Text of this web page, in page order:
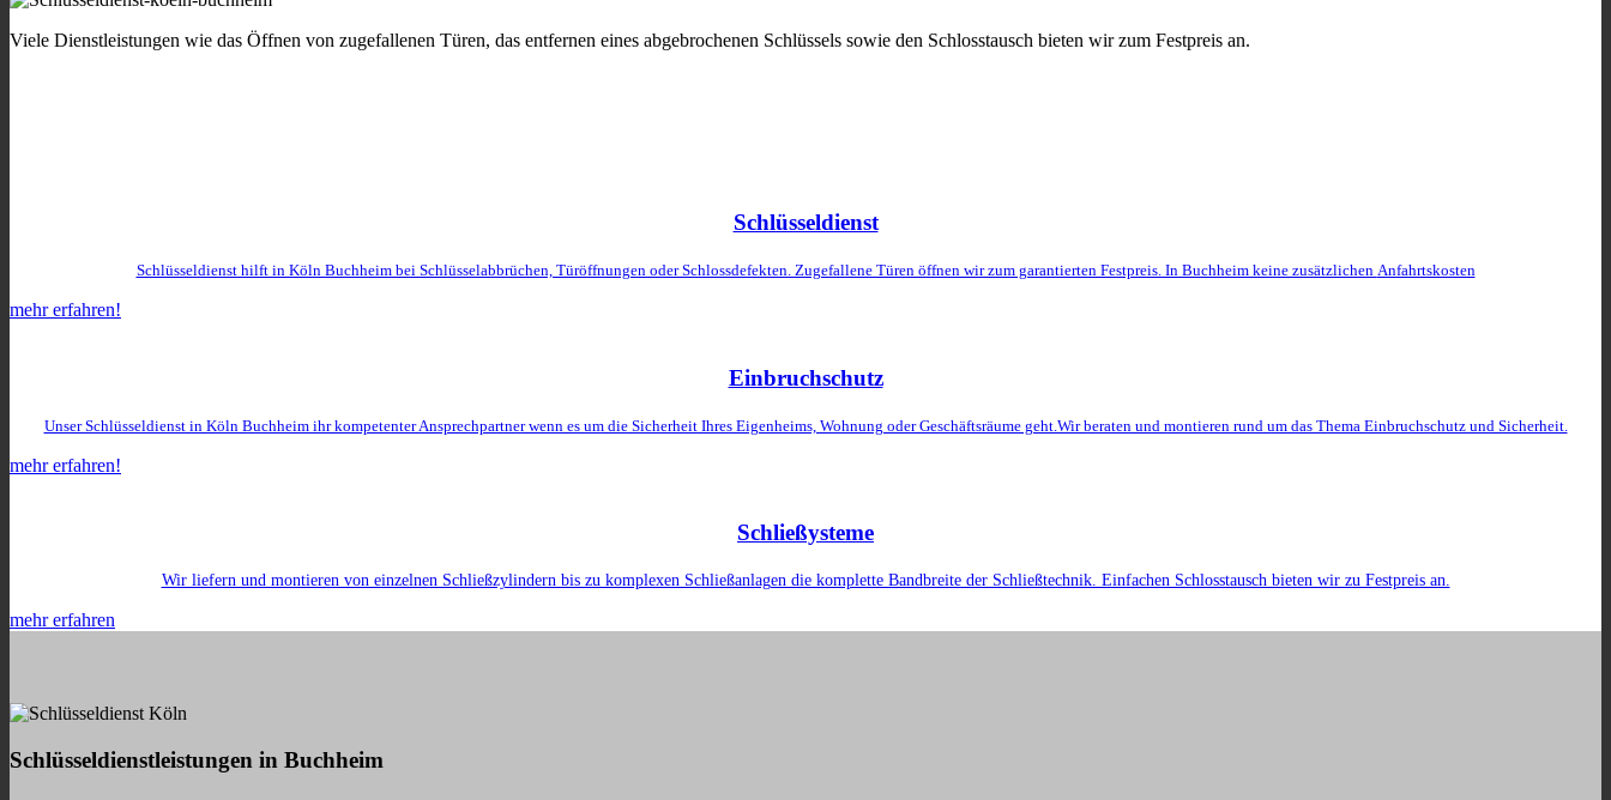
Viele Dienstleistungen wie das Öffnen von zugefallenen Türen, das entfernen eines abgebrochenen Schlüssels sowie den Schlosstausch bieten wir zum Festpreis an.
Schlüsseldienst
Schlüsseldienst hilft in Köln Buchheim bei Schlüsselabbrüchen, Türöffnungen oder Schlossdefekten. Zugefallene Türen öffnen wir zum garantierten Festpreis. In Buchheim keine zusätzlichen Anfahrtskosten
mehr erfahren!
Einbruchschutz
Unser Schlüsseldienst in Köln Buchheim ihr kompetenter Ansprechpartner wenn es um die Sicherheit Ihres Eigenheims, Wohnung oder Geschäftsräume geht.Wir beraten und montieren rund um das Thema Einbruchschutz und Sicherheit.
mehr erfahren!
Schließysteme
Wir liefern und montieren von einzelnen Schließzylindern bis zu komplexen Schließanlagen die komplette Bandbreite der Schließtechnik. Einfachen Schlosstausch bieten wir zu Festpreis an.
mehr erfahren
Schlüsseldienstleistungen in Buchheim